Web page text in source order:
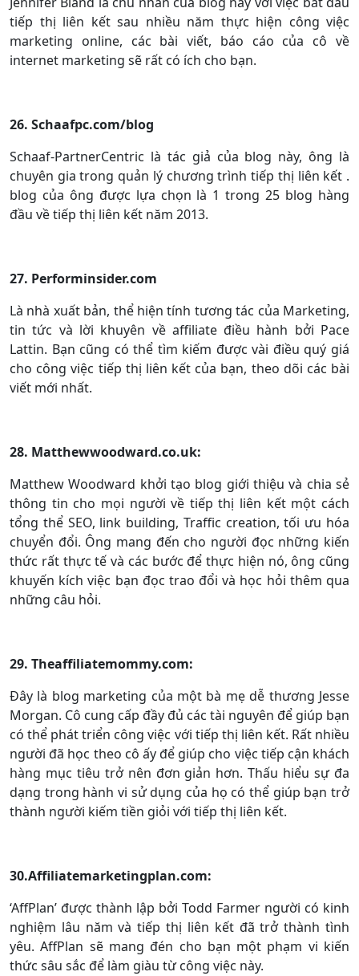
tiếp thị liên kết sau nhiều năm thực hiện công việc
marketing online, các bài viết, báo cáo của cô về
internet marketing sẽ rất có ích cho bạn.
26. Schaafpc.com/blog
Schaaf-PartnerCentric là tác giả của blog này, ông là
chuyên gia trong quản lý chương trình tiếp thị liên kết .
blog của ông được lựa chọn là 1 trong 25 blog hàng
đầu về tiếp thị liên kết năm 2013.
27. Performinsider.com
Là nhà xuất bản, thể hiện tính tương tác của Marketing,
tin tức và lời khuyên về affiliate điều hành bởi Pace
Lattin. Bạn cũng có thể tìm kiếm được vài điều quý giá
cho công việc tiếp thị liên kết của bạn, theo dõi các bài
viết mới nhất.
28. Matthewwoodward.co.uk:
Matthew Woodward khởi tạo blog giới thiệu và chia sẻ
thông tin cho mọi người về tiếp thị liên kết một cách
tổng thể SEO, link building, Traffic creation, tối ưu hóa
chuyển đổi. Ông mang đến cho người đọc những kiến
thức rất thực tế và các bước để thực hiện nó, ông cũng
khuyến kích việc bạn đọc trao đổi và học hỏi thêm qua
những câu hỏi.
29. Theaffiliatemommy.com:
Đây là blog marketing của một bà mẹ dễ thương Jesse
Morgan. Cô cung cấp đầy đủ các tài nguyên để giúp bạn
có thể phát triển công việc với tiếp thị liên kết. Rất nhiều
người đã học theo cô ấy để giúp cho việc tiếp cận khách
hàng mục tiêu trở nên đơn giản hơn. Thấu hiểu sự đa
dạng trong hành vi sử dụng của họ có thể giúp bạn trở
thành người kiếm tiền giỏi với tiếp thị liên kết.
30.Affiliatemarketingplan.com:
‘AffPlan’ được thành lập bởi Todd Farmer người có kinh
nghiệm lâu năm và tiếp thị liên kết đã trở thành tình
yêu. AffPlan sẽ mang đén cho bạn một phạm vi kiến
thức sâu sắc để làm giàu từ công việc này.